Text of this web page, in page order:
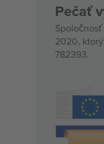
Pečať
2020,
782393.